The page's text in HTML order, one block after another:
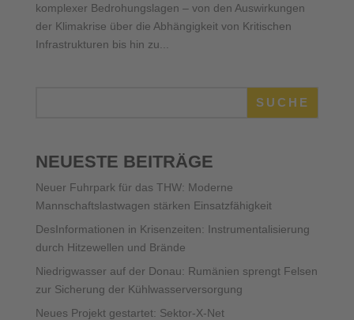
komplexer Bedrohungslagen – von den Auswirkungen
der Klimakrise über die Abhängigkeit von Kritischen
Infrastrukturen bis hin zu...
SUCHE
NEUESTE BEITRÄGE
Neuer Fuhrpark für das THW: Moderne
Mannschaftslastwagen stärken Einsatzfähigkeit
DesInformationen in Krisenzeiten: Instrumentalisierung
durch Hitzewellen und Brände
Niedrigwasser auf der Donau: Rumänien sprengt Felsen
zur Sicherung der Kühlwasserversorgung
Neues Projekt gestartet: Sektor-X-Net